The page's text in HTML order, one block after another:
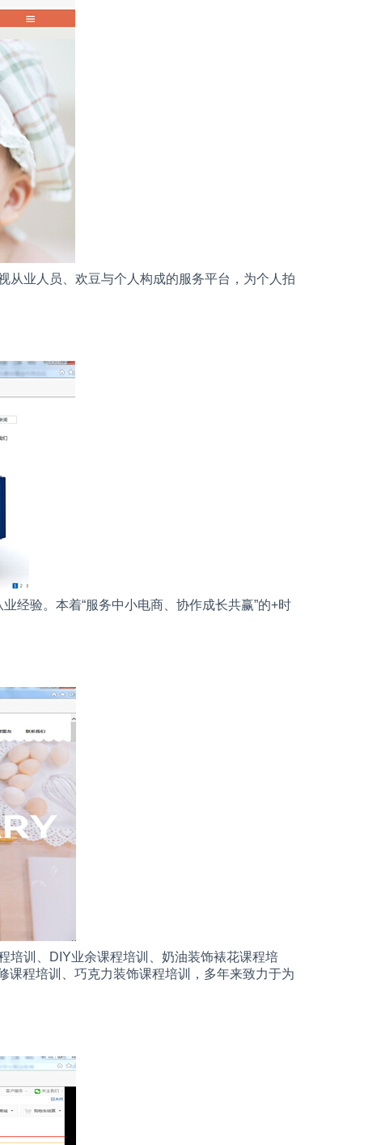
从业人员、欢豆与个人构成的服务平台，为个人拍
经验。本着“服务中小电商、协作成长共赢”的+时
培训、 DIY业余课程培训、奶油装饰裱花课程培
课程培训、巧克力装饰课程培训，多年来致力于为